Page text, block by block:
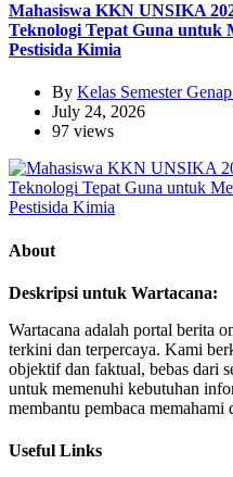
Mahasiswa KKN UNSIKA
Teknologi Tepat Guna untuk
Pestisida Kimia
By Kelas Semester
July 24, 2026
97 views
About
Deskripsi untuk Wartacana:
Wartacana adalah portal berita
terkini dan terpercaya. Kami
objektif dan faktual, bebas dari
untuk memenuhi kebutuhan
membantu pembaca
Useful Links